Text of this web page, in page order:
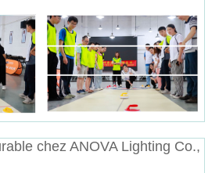
chez ANOVA Lighting Co.,